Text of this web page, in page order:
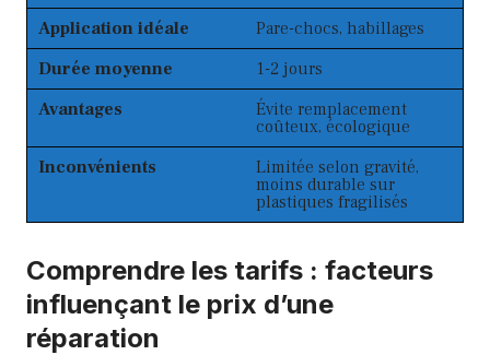
Application idéale
Pare-chocs, habillages
Durée moyenne
1-2 jours
Avantages
Évite remplacement
coûteux, écologique
Inconvénients
Limitée selon gravité,
moins durable sur
plastiques fragilisés
Comprendre les tarifs : facteurs
influençant le prix d’une
réparation